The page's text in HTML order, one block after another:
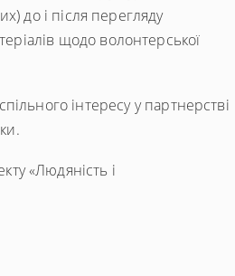
до і після перегляду
щодо волонтерської
інтересу у партнерстві
«Людяність і